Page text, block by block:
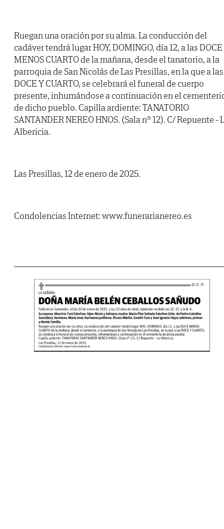
Ruegan una oración por su alma. La conducción del
cadáver tendrá lugar HOY, DOMINGO, día 12, a las DOCE
MENOS CUARTO de la mañana, desde el tanatorio, a la
parroquia de San Nicolás de Las Presillas, en la que a las
DOCE Y CUARTO, se celebrará el funeral de cuerpo
presente, inhumándose a continuación en el
de dicho pueblo. Capilla ardiente: TANATORIO
SANTANDER NEREO HNOS. (Sala nº 12). C/ Repuente -
Albericia.
Las Presillas, 12 de enero de 2025.
Condolencias Internet: www.funerarianereo.es